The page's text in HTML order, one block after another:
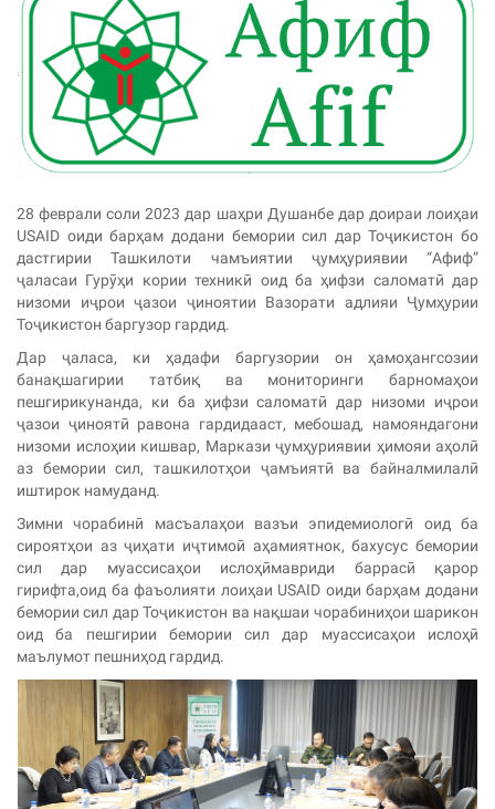
28 феврали соли 2023 дар шаҳри Душанбе дар доираи лоиҳаи
USAID оиди барҳам додани бемории сил дар Тоҷикистон бо
дастгирии Ташкилоти чамъиятии ҷумҳуриявии “Aфиф”
ҷаласаи Гурӯҳи кории техникӣ оид ба ҳифзи саломатӣ дар
низоми иҷрои ҷазои ҷиноятии Вазорати адлияи Ҷумҳурии
Тоҷикистон баргузор гардид.
Дар ҷаласа, ки ҳадафи баргузории он ҳамоҳангсозии
банақшагирии татбиқ ва мониторинги барномаҳои
пешгирикунанда, ки ба ҳифзи саломатӣ дар низоми иҷрои
ҷазои ҷиноятӣ равона гардидааст, мебошад, намояндагони
низоми ислоҳии кишвар, Маркази ҷумҳуриявии ҳимояи аҳолӣ
аз бемории сил, ташкилотҳои ҷамъиятӣ ва байналмилалӣ
иштирок намуданд.
Зимни чорабинӣ масъалаҳои вазъи эпидемиологӣ оид ба
сироятҳои аз ҷиҳати иҷтимоӣ аҳамиятнок, бахусус бемории
сил дар муассисаҳои ислоҳӣмавриди баррасӣ қарор
гирифта,оид ба фаъолияти лоиҳаи USAID оиди барҳам додани
бемории сил дар Тоҷикистон ва нақшаи чорабиниҳои шарикон
оид ба пешгирии бемории сил дар муассисаҳои ислоҳӣ
маълумот пешниҳод гардид.